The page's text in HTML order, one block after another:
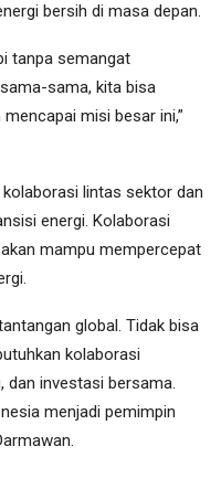
bersih di masa depan.
tanpa semangat
sama, kita bisa
misi besar ini,”
lintas sektor dan
energi. Kolaborasi
mampu mempercepat
global. Tidak bisa
kolaborasi
dan investasi bersama.
menjadi pemimpin